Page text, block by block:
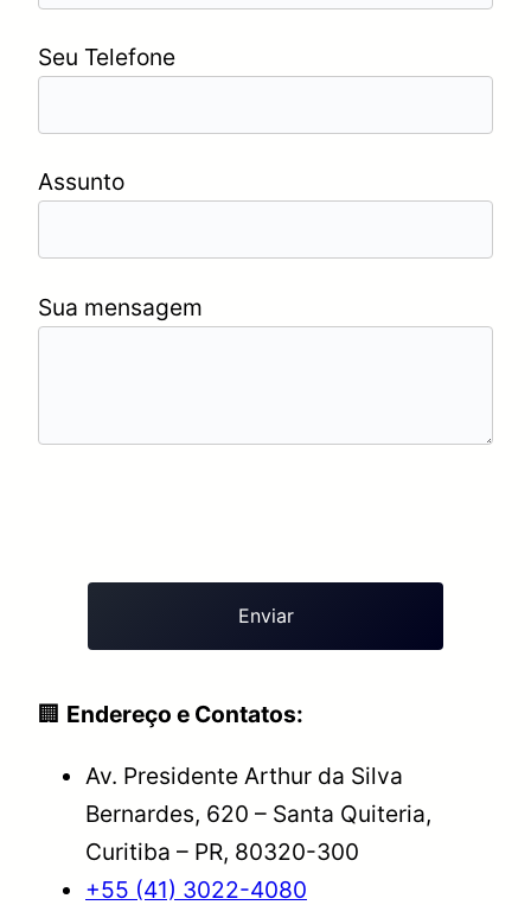
Seu Telefone
Assunto
Sua mensagem
🏢 Endereço e Contatos:
Av. Presidente Arthur da Silva
Bernardes, 620 – Santa Quiteria,
Curitiba – PR, 80320-300
+55 (41) 3022-4080